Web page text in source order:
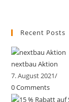
Recent Posts
nextbau Aktion
7. August 2021/
0 Comments